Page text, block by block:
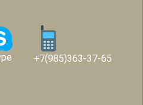
+7(985)363-37-65